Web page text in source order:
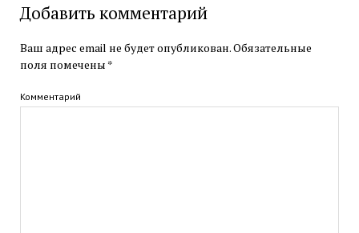
Добавить комментарий
Ваш адрес email не будет опубликован.Обязательные
поля помечены *
Комментарий